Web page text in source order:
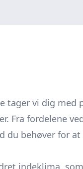
vi dig med
Fra fordelene
du behøver for
indeklima,